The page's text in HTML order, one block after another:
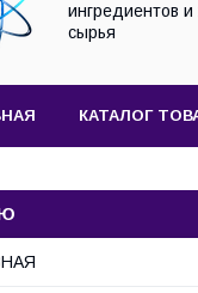
ингредиентов и
сырья
КАТАЛОГ